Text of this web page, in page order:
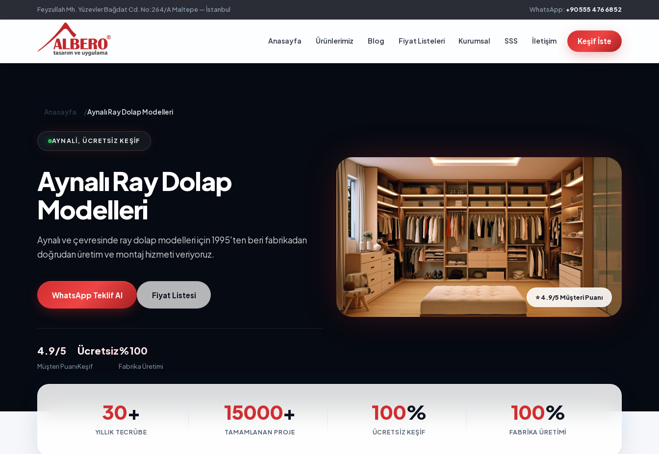
Feyzullah Mh. Yüzevler Bağdat Cd. No:264/A Maltepe — İstanbul WhatsApp: +90 555 476 68 52
Anasayfa Ürünlerimiz Blog Fiyat Listeleri Kurumsal SSS İletişim Keşif İste
Anasayfa /Aynalı Ray Dolap Modelleri
AYNALI, ÜCRETSIZ KEŞIF
Aynalı Ray Dolap
Modelleri
Aynalı ve çevresinde ray dolap modelleri için 1995'ten beri fabrikadan
doğrudan üretim ve montaj hizmeti veriyoruz.
WhatsApp Teklif Al Fiyat Listesi
4.9/5
Müşteri Puanı
Ücretsiz
Keşif
%100
Fabrika Üretimi
⭐ 4.9/5 Müşteri Puanı
30+
YILLIK TECRÜBE
15000+
TAMAMLANAN PROJE
100%
ÜCRETSIZ KEŞIF
100%
FABRIKA ÜRETIMI